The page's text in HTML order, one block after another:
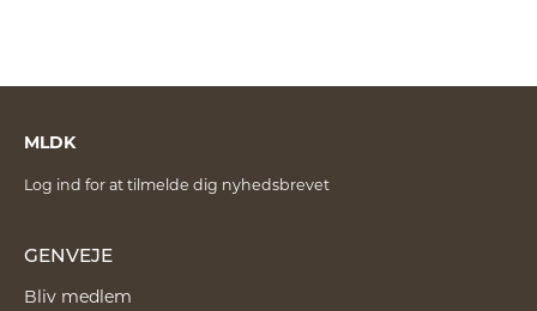
MLDK
Log ind for at tilmelde dig nyhedsbrevet
GENVEJE
Bliv medlem